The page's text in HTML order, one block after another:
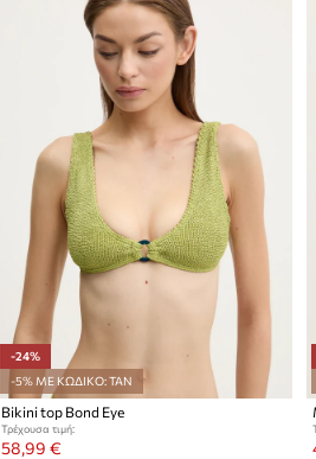
-24%
-5% ΜΕ ΚΩΔΙΚΟ: TAN
Bikini top Bond Eye
Τρέχουσα τιμή:
58,99 €